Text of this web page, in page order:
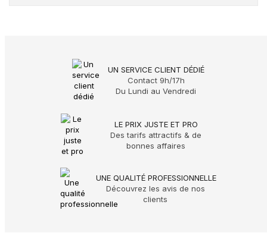
UN SERVICE CLIENT DÉDIÉ
Contact 9h/17h
Du Lundi au Vendredi
LE PRIX JUSTE ET PRO
Des tarifs attractifs & de
bonnes affaires
UNE QUALITÉ PROFESSIONNELLE
Découvrez les avis de nos
clients